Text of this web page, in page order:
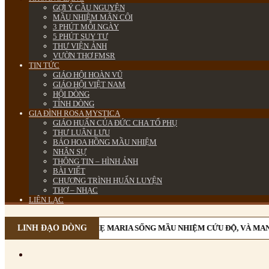
GỢI Ý CẦU NGUYỆN
MẦU NHIỆM MÂN CÔI
3 PHÚT MỖI NGÀY
5 PHÚT SUY TƯ
THƯ VIỆN ẢNH
VƯỜN THƠ FMSR
TIN TỨC
GIÁO HỘI HOÀN VŨ
GIÁO HỘI VIỆT NAM
HỘI DÒNG
TỈNH DÒNG
GIA ĐÌNH ROSA MYSTICA
GIÁO HUẤN CỦA ĐỨC CHA TỔ PHỤ
THƯ LUÂN LƯU
BÁO HOA HỒNG MẦU NHIỆM
NHÂN SỰ
THÔNG TIN – HÌNH ẢNH
BÀI VIẾT
CHƯƠNG TRÌNH HUẤN LUYỆN
THƠ – NHẠC
LIÊN LẠC
LINH ĐẠO DÒNG
CÔI CÙNG MẸ MARIA SỐNG MẦU NHIỆM CỨU ĐỘ, VÀ MANG ƠN